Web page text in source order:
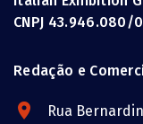
CNPJ 43.946.080/
Redação e
Rua